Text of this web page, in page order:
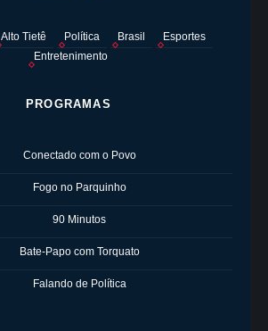
Alto Tietê Política Brasil
Esportes
Entretenimento
PROGRAMAS
Conectado com o Povo
Fogo no Parquinho
90 Minutos
Bate-Papo com Torquato
Falando de Política